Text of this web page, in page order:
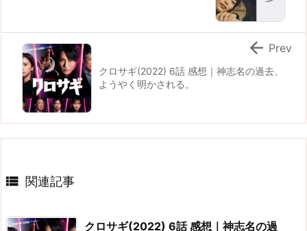
クロサギ(2022) 6話 感想｜神志名の過去、
ようやく明かされる。
 Prev
 関連記事
クロサギ(2022) 6話 感想｜神志名の過